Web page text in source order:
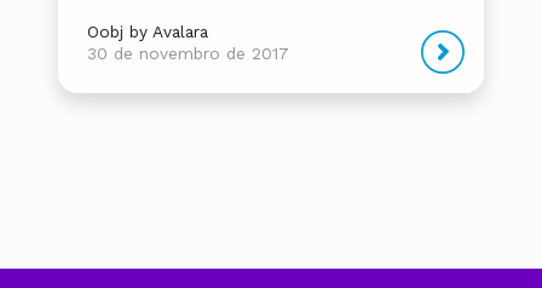
Oobj by Avalara
30 de novembro de 2017